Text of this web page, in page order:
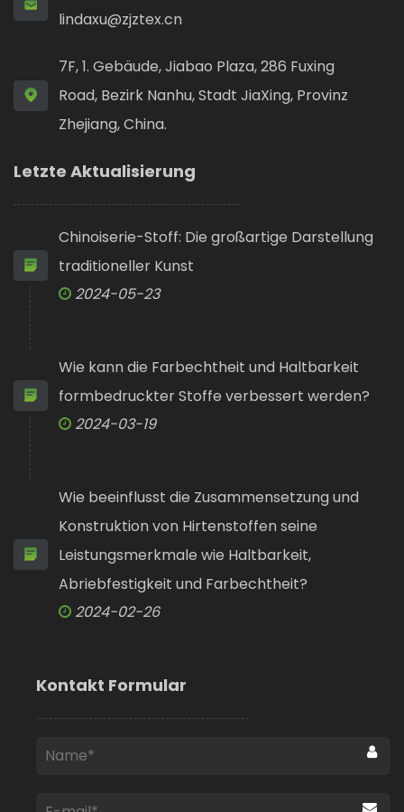
lindaxu@zjztex.cn
7F, 1. Gebäude, Jiabao Plaza, 286 Fuxing
Road, Bezirk Nanhu, Stadt JiaXing, Provinz
Zhejiang, China.
Letzte Aktualisierung
Chinoiserie-Stoff: Die großartige Darstellung
traditioneller Kunst
2024-05-23
Wie kann die Farbechtheit und Haltbarkeit
formbedruckter Stoffe verbessert werden?
2024-03-19
Wie beeinflusst die Zusammensetzung und
Konstruktion von Hirtenstoffen seine
Leistungsmerkmale wie Haltbarkeit,
Abriebfestigkeit und Farbechtheit?
2024-02-26
Kontakt Formular